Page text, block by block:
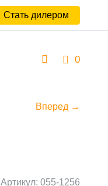
Стать дилером
0
Вперед →
Артикул: 055-1256